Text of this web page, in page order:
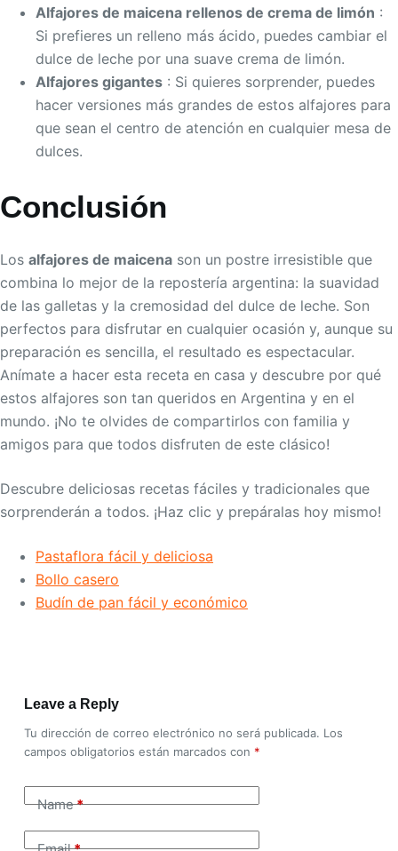
Alfajores de maicena rellenos de crema de limón :
Si prefieres un relleno más ácido, puedes cambiar el
dulce de leche por una suave crema de limón.
Alfajores gigantes : Si quieres sorprender, puedes
hacer versiones más grandes de estos alfajores para
que sean el centro de atención en cualquier mesa de
dulces.
Conclusión
Los alfajores de maicena son un postre irresistible que
combina lo mejor de la repostería argentina: la suavidad
de las galletas y la cremosidad del dulce de leche. Son
perfectos para disfrutar en cualquier ocasión y, aunque su
preparación es sencilla, el resultado es espectacular.
Anímate a hacer esta receta en casa y descubre por qué
estos alfajores son tan queridos en Argentina y en el
mundo. ¡No te olvides de compartirlos con familia y
amigos para que todos disfruten de este clásico!
Descubre deliciosas recetas fáciles y tradicionales que
sorprenderán a todos. ¡Haz clic y prepáralas hoy mismo!
Pastaflora fácil y deliciosa
Bollo casero
Budín de pan fácil y económico
Leave a Reply
Tu dirección de correo electrónico no será publicada. Los
campos obligatorios están marcados con *
Name*